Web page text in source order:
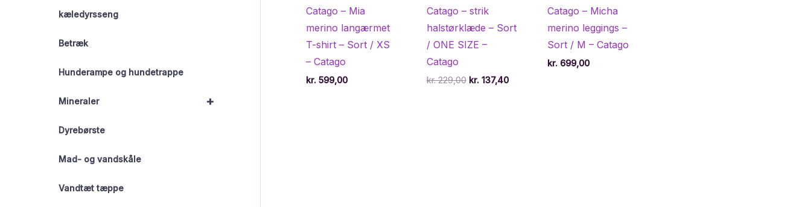
kæledyrsseng
Betræk
Hunderampe og hundetrappe
+
Mineraler
Dyrebørste
Mad- og vandskåle
Vandtæt tæppe
Catago – Mia
merino langærmet
T-shirt – Sort / XS
– Catago
kr. 599,00
Catago – strik
halstørklæde – Sort
/ ONE SIZE –
Catago
kr.229,00 Den
kr.137,40Den
Catago – Micha
merino leggings –
Sort / M – Catago
kr.699,00